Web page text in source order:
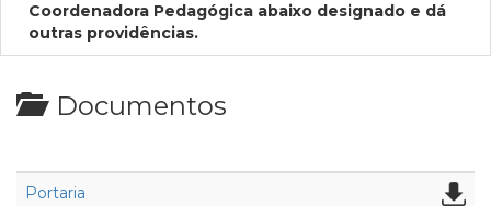
Coordenadora Pedagógica abaixo designado e dá
outras providências.
Documentos
Portaria